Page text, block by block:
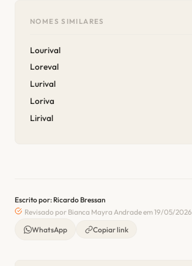
NOMES SIMILARES
Lourival
Loreval
Lurival
Loriva
Lirival
Escrito por: Ricardo Bressan
Revisado por Bianca Mayra Andrade em 19/05/2026
WhatsApp
Copiar link